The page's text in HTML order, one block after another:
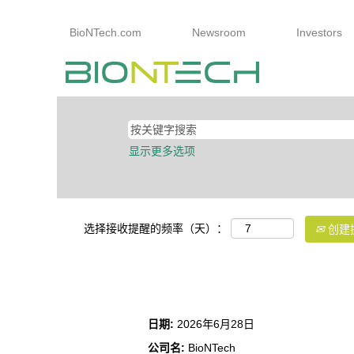
BioNTech.com Newsroom Investors
显示更多选项
选择接收提醒的频率（天）： 创建
日期: 2026年6月28日
公司名: BioNTech